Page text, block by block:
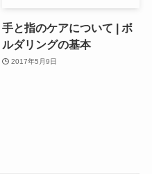
手と指のケアについて | ボ
ルダリングの基本
2017年5月9日